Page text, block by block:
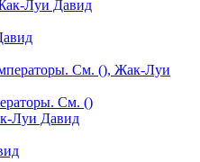
См. ()